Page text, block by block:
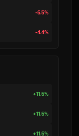
-6.5%
-4.4%
+11.6%
+11.6%
+11.6%